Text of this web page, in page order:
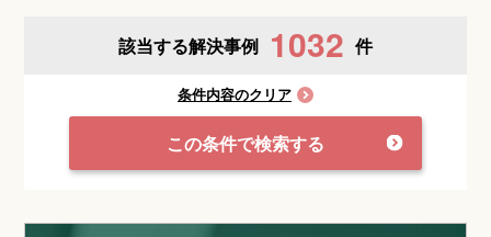
該当する解決事例 1032 件
条件内容のクリア
この条件で検索する